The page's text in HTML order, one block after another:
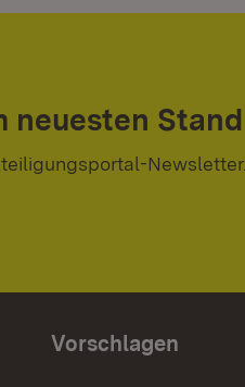
neuesten Stand
Newsletter.
Vorschlagen